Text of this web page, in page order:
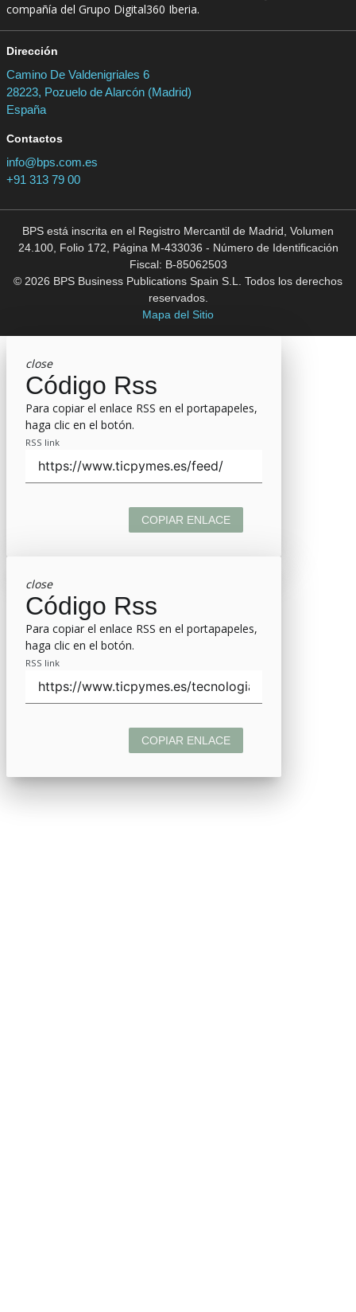
compañía del Grupo Digital360 Iberia.
Dirección
Camino De Valdenigriales 6
28223, Pozuelo de Alarcón (Madrid)
España
Contactos
info@bps.com.es
+91 313 79 00
BPS está inscrita en el Registro Mercantil de Madrid, Volumen
24.100, Folio 172, Página M-433036 - Número de Identificación
Fiscal: B-85062503
© 2026 BPS Business Publications Spain S.L. Todos los derechos
reservados.
Mapa del Sitio
close
Código Rss
Para copiar el enlace RSS en el portapapeles,
haga clic en el botón.
RSS link
COPIAR ENLACE
close
Código Rss
Para copiar el enlace RSS en el portapapeles,
haga clic en el botón.
RSS link
COPIAR ENLACE